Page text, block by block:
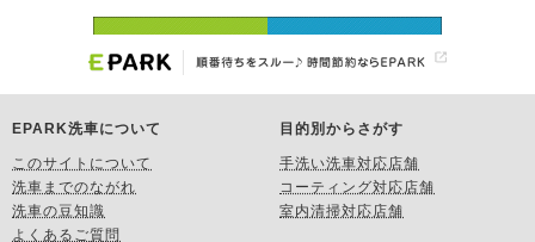
EPARK洗車について
このサイトについて
洗車までのながれ
洗車の豆知識
よくあるご質問
目的別からさがす
手洗い洗車対応店舗
コーティング対応店舗
室内清掃対応店舗